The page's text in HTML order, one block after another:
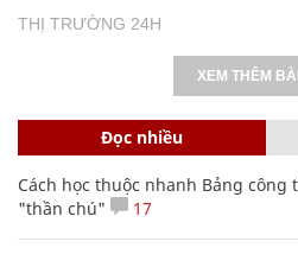
THỊ TRƯỜNG 24H
XEM THÊM
Đọc nhiều
Cách học thuộc nhanh Bảng
"thần chú"
17